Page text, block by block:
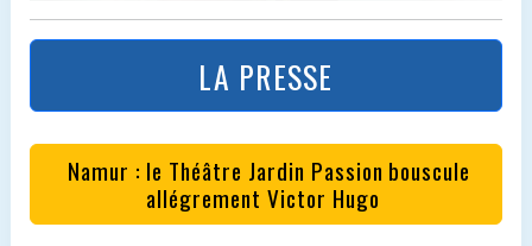
LA PRESSE
Namur : le Théâtre Jardin Passion bouscule
allégrement Victor Hugo